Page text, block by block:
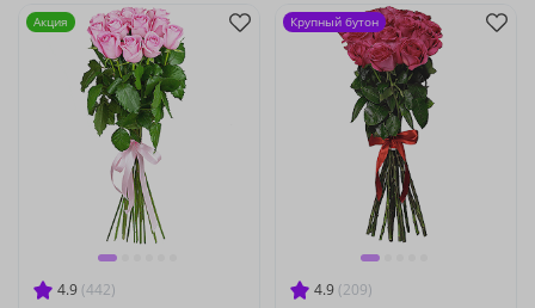
4.9 (442)
Акция
4.9 (209)
Крупный бутон